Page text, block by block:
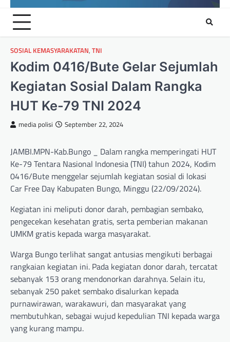
SOSIAL KEMASYARAKATAN, TNI
Kodim 0416/Bute Gelar Sejumlah
Kegiatan Sosial Dalam Rangka
HUT Ke-79 TNI 2024
media polisi September 22, 2024
JAMBI.MPN-Kab.Bungo _ Dalam rangka memperingati HUT
Ke-79 Tentara Nasional Indonesia (TNI) tahun 2024, Kodim
0416/Bute menggelar sejumlah kegiatan sosial di lokasi
Car Free Day Kabupaten Bungo, Minggu (22/09/2024).
Kegiatan ini meliputi donor darah, pembagian sembako,
pengecekan kesehatan gratis, serta pemberian makanan
UMKM gratis kepada warga masyarakat.
Warga Bungo terlihat sangat antusias mengikuti berbagai
rangkaian kegiatan ini. Pada kegiatan donor darah, tercatat
sebanyak 153 orang mendonorkan darahnya. Selain itu,
sebanyak 250 paket sembako disalurkan kepada
purnawirawan, warakawuri, dan masyarakat yang
membutuhkan, sebagai wujud kepedulian TNI kepada warga
yang kurang mampu.